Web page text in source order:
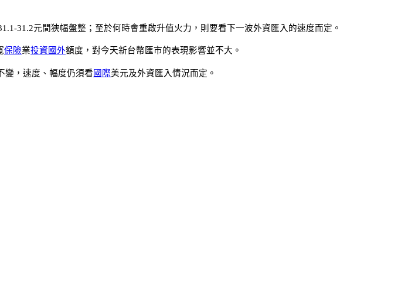
31.2元間狹幅盤整；至於何時會重啟升值火力，則要看下一波外資匯入的速度而定。
保險業投資 國外額度，對今天新台幣匯市的表現影響並不大。
變，速度、幅度仍須看 國際美元及外資匯入情況而定。